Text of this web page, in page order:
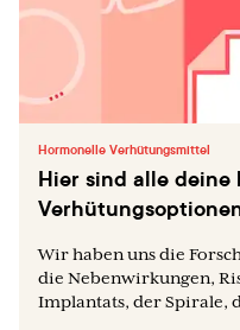
Hormonelle Verhütungsmittel
Hier sind alle deine
Wir haben uns die
die Nebenwirkungen,
Implantats, der Spirale,